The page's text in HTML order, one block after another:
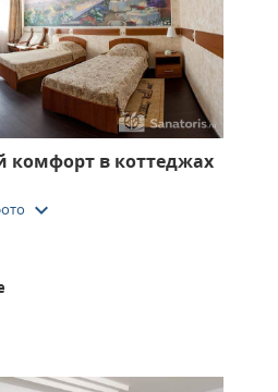
комфорт в коттеджах
keyboard_arrow_down